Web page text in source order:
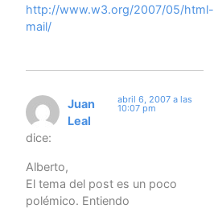
http://www.w3.org/2007/05/html-
mail/
Juan
Leal
dice:
abril 6, 2007 a las
10:07 pm
Alberto,
El tema del post es un poco
polémico. Entiendo